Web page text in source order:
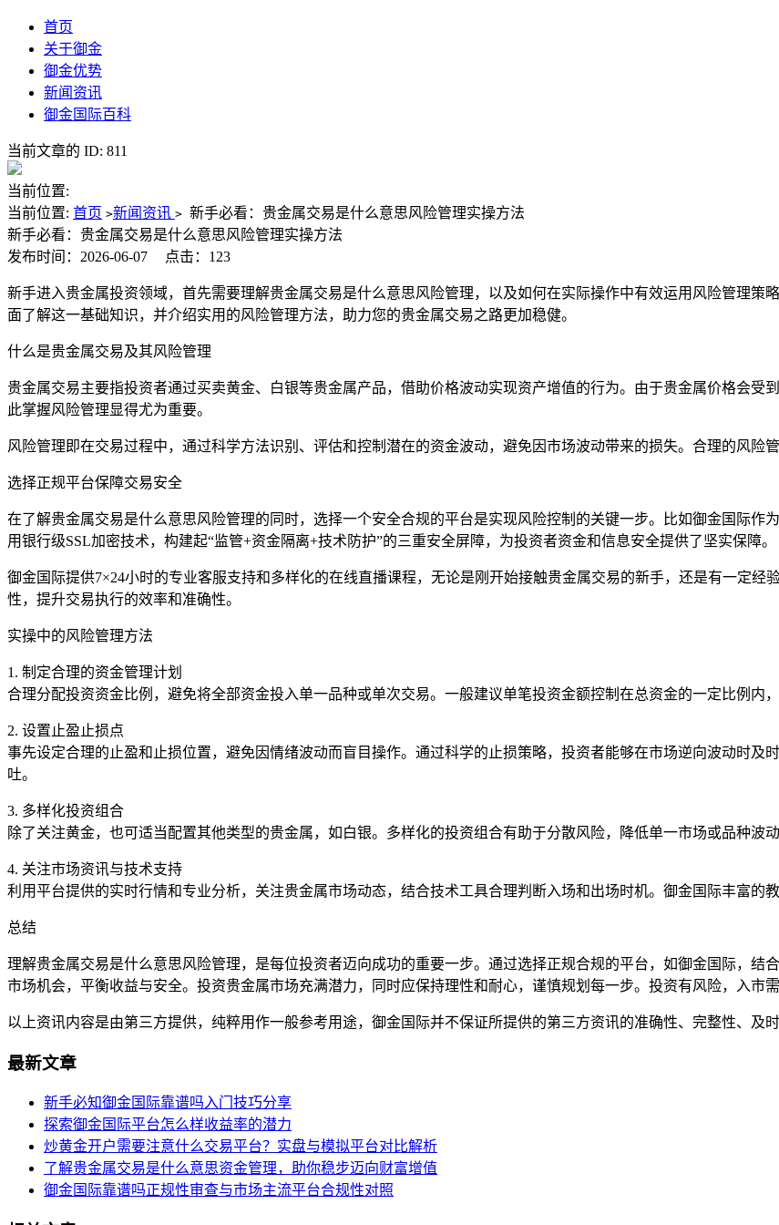
首页
关于御金
御金优势
新闻资讯
御金国际百科
当前文章的 ID: 811
当前位置:
当前位置: 首页 >新闻资讯 > 新手必看：贵金属交易是什么意思风险管理实操方法
新手必看：贵金属交易是什么意思风险管理实操方法
发布时间：2026-06-07
点击：123
新手进入贵金属投资领域，首先需要理解贵金属交易是什么意思风险管理，以及如何在实际操作中有效运用风险管理策
面了解这一基础知识，并介绍实用的风险管理方法，助力您的贵金属交易之路更加稳健。
什么是贵金属交易及其风险管理
贵金属交易主要指投资者通过买卖黄金、白银等贵金属产品，借助价格波动实现资产增值的行为。由于贵金属价格会受
此掌握风险管理显得尤为重要。
风险管理即在交易过程中，通过科学方法识别、评估和控制潜在的资金波动，避免因市场波动带来的损失。合理的风险
选择正规平台保障交易安全
在了解贵金属交易是什么意思风险管理的同时，选择一个安全合规的平台是实现风险控制的关键一步。比如御金国际作
用银行级SSL加密技术，构建起“监管+资金隔离+技术防护”的三重安全屏障，为投资者资金和信息安全提供了坚实保障。
御金国际提供7×24小时的专业客服支持和多样化的在线直播课程，无论是刚开始接触贵金属交易的新手，还是有一定
性，提升交易执行的效率和准确性。
实操中的风险管理方法
1. 制定合理的资金管理计划
合理分配投资资金比例，避免将全部资金投入单一品种或单次交易。一般建议单笔投资金额控制在总资金的一定比例内
2. 设置止盈止损点
事先设定合理的止盈和止损位置，避免因情绪波动而盲目操作。通过科学的止损策略，投资者能够在市场逆向波动时及
吐。
3. 多样化投资组合
除了关注黄金，也可适当配置其他类型的贵金属，如白银。多样化的投资组合有助于分散风险，降低单一市场或品种波动
4. 关注市场资讯与技术支持
利用平台提供的实时行情和专业分析，关注贵金属市场动态，结合技术工具合理判断入场和出场时机。御金国际丰富的
总结
理解贵金属交易是什么意思风险管理，是每位投资者迈向成功的重要一步。通过选择正规合规的平台，如御金国际，结
市场机会，平衡收益与安全。投资贵金属市场充满潜力，同时应保持理性和耐心，谨慎规划每一步。投资有风险，入市
以上资讯内容是由第三方提供，纯粹用作一般参考用途，御金国际并不保证所提供的第三方资讯的准确性、完整性、及
最新文章
新手必知御金国际靠谱吗入门技巧分享
探索御金国际平台怎么样收益率的潜力
炒黄金开户需要注意什么交易平台？实盘与模拟平台对比解析
了解贵金属交易是什么意思资金管理，助你稳步迈向财富增值
御金国际靠谱吗正规性审查与市场主流平台合规性对照